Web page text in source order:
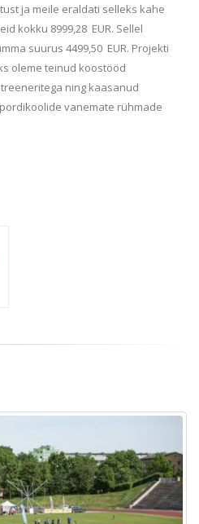
ja meile eraldati selleks kahe
kokku 8999,28 EUR. Sellel
suurus 4499,50 EUR. Projekti
oleme teinud koostööd
ning kaasanud
vanemate rühmade